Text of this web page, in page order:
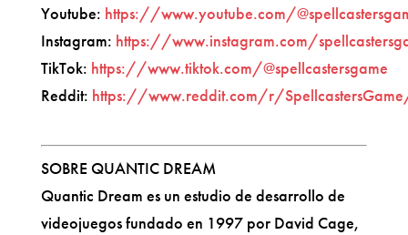
Youtube: https://www.youtube.com/
Instagram: https://www.instagram.com/
TikTok: https://www.tiktok.com/@spellcastersgame
Reddit: https://www.reddit.com/r/
SOBRE QUANTIC DREAM
Quantic Dream es un estudio de desarrollo de
videojuegos fundado en 1997 por David Cage,